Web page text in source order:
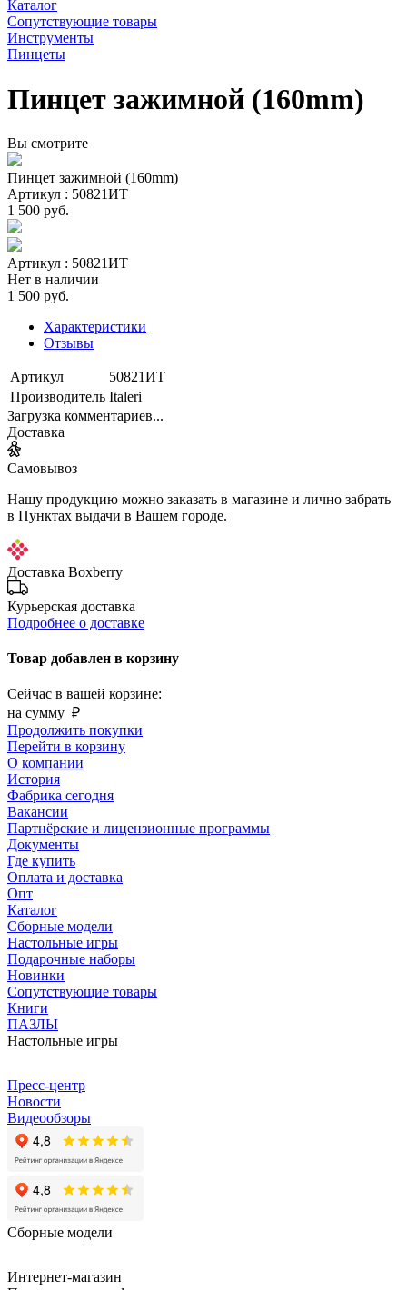
Каталог
Сопутствующие товары
Инструменты
Пинцеты
Пинцет зажимной (160mm)
Вы смотрите
Пинцет зажимной (160mm)
Артикул : 50821ИТ
1 500 руб.
Артикул : 50821ИТ
Нет в наличии
1 500 руб.
Характеристики
Отзывы
Артикул
50821ИТ
Производитель Italeri
Загрузка комментариев...
Доставка
Самовывоз
Нашу продукцию можно заказать в магазине и лично забрать
в Пунктах выдачи в Вашем городе.
Доставка Boxberry
Курьерская доставка
Подробнее о доставке
Товар добавлен в корзину
Сейчас в вашей корзине:
на сумму ₽
Продолжить покупки
Перейти в корзину
О компании
История
Фабрика сегодня
Вакансии
Партнёрские и лицензионные программы
Документы
Где купить
Оплата и доставка
Опт
Каталог
Сборные модели
Настольные игры
Подарочные наборы
Новинки
Сопутствующие товары
Книги
ПАЗЛЫ
Настольные игры
Пресс-центр
Новости
Видеообзоры
Сборные модели
Интернет-магазин